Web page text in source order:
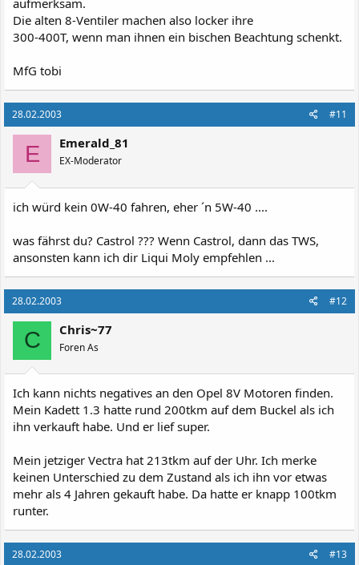
aufmerksam.
Die alten 8-Ventiler machen also locker ihre
300-400T, wenn man ihnen ein bischen Beachtung schenkt.
MfG tobi
28.02.2003 #11
E Emerald_81
EX-Moderator
ich würd kein 0W-40 fahren, eher ´n 5W-40 ....
was fährst du? Castrol ??? Wenn Castrol, dann das TWS,
ansonsten kann ich dir Liqui Moly empfehlen ...
28.02.2003 #12
C Chris~77
Foren As
Ich kann nichts negatives an den Opel 8V Motoren finden.
Mein Kadett 1.3 hatte rund 200tkm auf dem Buckel als ich
ihn verkauft habe. Und er lief super.
Mein jetziger Vectra hat 213tkm auf der Uhr. Ich merke
keinen Unterschied zu dem Zustand als ich ihn vor etwas
mehr als 4 Jahren gekauft habe. Da hatte er knapp 100tkm
runter.
28.02.2003 #13